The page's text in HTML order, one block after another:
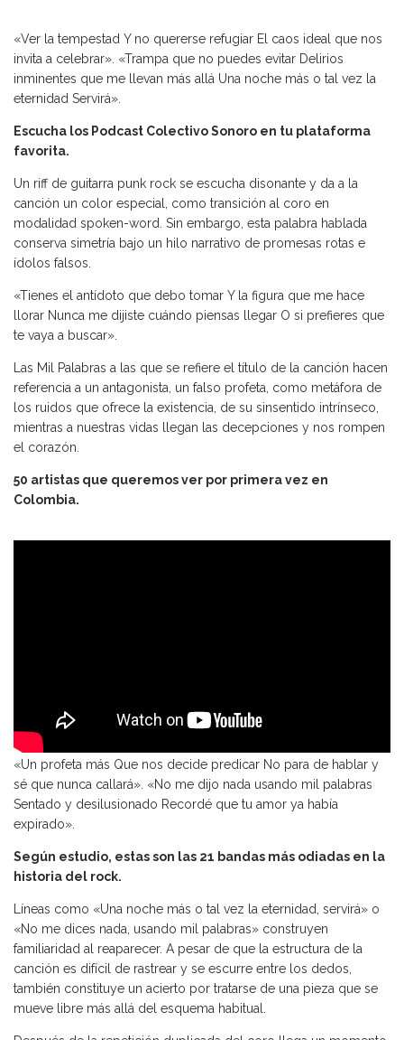
«Ver la tempestad Y no quererse refugiar El caos ideal que nos
invita a celebrar». «Trampa que no puedes evitar Delirios
inminentes que me llevan más allá Una noche más o tal vez la
eternidad Servirá».
Escucha los Podcast Colectivo Sonoro en tu plataforma
favorita.
Un riff de guitarra punk rock se escucha disonante y da a la
canción un color especial, como transición al coro en
modalidad spoken-word. Sin embargo, esta palabra hablada
conserva simetría bajo un hilo narrativo de promesas rotas e
ídolos falsos.
«Tienes el antídoto que debo tomar Y la figura que me hace
llorar Nunca me dijiste cuándo piensas llegar O si prefieres que
te vaya a buscar».
Las Mil Palabras a las que se refiere el título de la canción hacen
referencia a un antagonista, un falso profeta, como metáfora de
los ruidos que ofrece la existencia, de su sinsentido intrínseco,
mientras a nuestras vidas llegan las decepciones y nos rompen
el corazón.
50 artistas que queremos ver por primera vez en
Colombia.
«Un profeta más Que nos decide predicar No para de hablar y
sé que nunca callará». «No me dijo nada usando mil palabras
Sentado y desilusionado Recordé que tu amor ya había
expirado».
Según estudio, estas son las 21 bandas más odiadas en la
historia del rock.
Líneas como «Una noche más o tal vez la eternidad, servirá» o
«No me dices nada, usando mil palabras» construyen
familiaridad al reaparecer. A pesar de que la estructura de la
canción es difícil de rastrear y se escurre entre los dedos,
también constituye un acierto por tratarse de una pieza que se
mueve libre más allá del esquema habitual.